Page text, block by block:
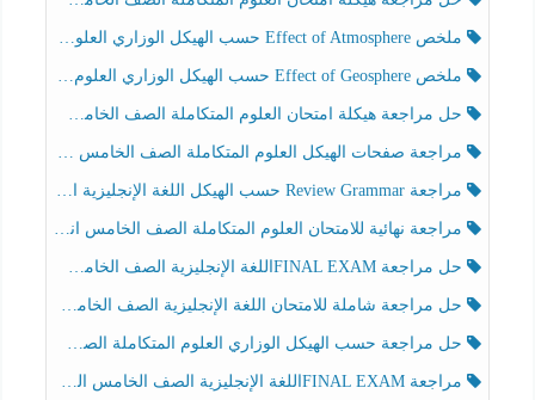
ملخص Effect of Atmosphere حسب الهيكل الوزاري العلوم المتكاملة الصف الخامس انسبير الفصل الثالث
ملخص Effect of Geosphere حسب الهيكل الوزاري العلوم المتكاملة الصف الخامس انسبير الفصل الثالث
حل مراجعة هيكلة امتحان العلوم المتكاملة الصف الخامس عام الفصل الثالث
مراجعة صفحات الهيكل العلوم المتكاملة الصف الخامس انسبير الفصل الثالث
مراجعة Review Grammar حسب الهيكل اللغة الإنجليزية الصف الخامس الفصل الثالث
مراجعة نهائية للامتحان العلوم المتكاملة الصف الخامس انسبير الفصل الثالث
حل مراجعة FINAL EXAMاللغة الإنجليزية الصف الخامس الفصل الثالث
حل مراجعة شاملة للامتحان اللغة الإنجليزية الصف الخامس الفصل الثالث
حل مراجعة حسب الهيكل الوزاري العلوم المتكاملة الصف الخامس عام الفصل الثالث
مراجعة FINAL EXAMاللغة الإنجليزية الصف الخامس الفصل الثالث